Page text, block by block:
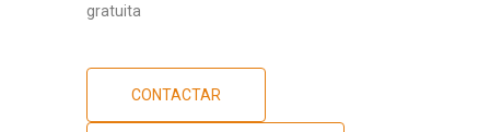
gratuita
CONTACTAR